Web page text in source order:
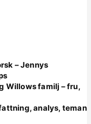
– Jennys
Willows familj – fru,
analys, teman